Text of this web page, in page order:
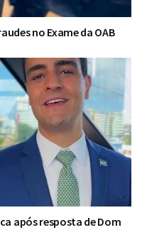
no Exame da OAB
após resposta de Dom